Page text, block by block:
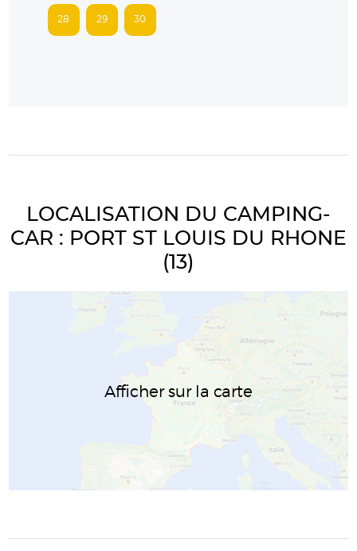
28 29 30
LOCALISATION DU CAMPING-
CAR : PORT ST LOUIS DU RHONE
(13)
Afficher sur la carte